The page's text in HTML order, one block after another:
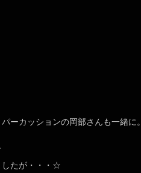
ーカッションの岡部さんも一緒に。
したが・・・☆